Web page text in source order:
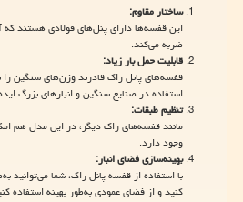
ساختار مقاوم:
این قفسه‌ها دارای پنل‌های فولادی هستند که
ضربه می‌کند.
قابلیت حمل بار زیاد:
قفسه‌های پانل راک قادرند وزن‌های سنگین را
استفاده در صنایع سنگین و انبارهای بزرگ
تنظیم طبقات:
مانند قفسه‌های راک دیگر، در این مدل هم
وجود دارد.
بهینه‌سازی فضای انبار:
با استفاده از قفسه پانل راک، شما می‌توانید
کنید و از فضای عمودی به‌طور بهینه استفاده